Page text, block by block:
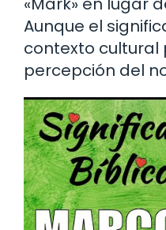
Aunque el
contexto cultural
percepción del